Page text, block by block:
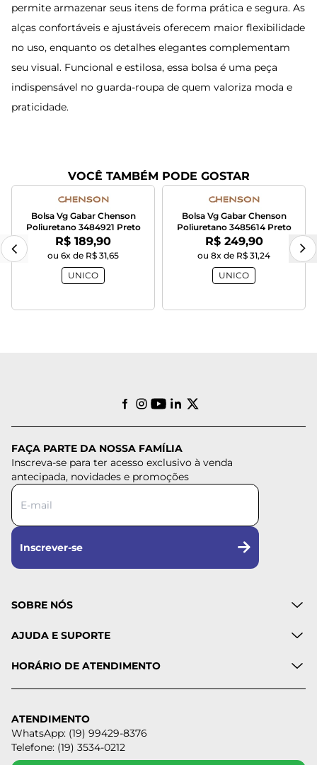
permite armazenar seus itens de forma prática e segura. As
alças confortáveis e ajustáveis oferecem maior flexibilidade
no uso, enquanto os detalhes elegantes complementam
seu visual. Funcional e estilosa, essa bolsa é uma peça
indispensável no guarda-roupa de quem valoriza moda e
praticidade.
VOCÊ TAMBÉM PODE GOSTAR
Bolsa Vg Gabar Chenson
Poliuretano 3484921 Preto
Por:
R$ 189,90
ou 6x de R$ 31,65
UNICO
Bolsa Vg Gabar Chenson
Poliuretano 3485614 Preto
Por:
R$ 249,90
ou 8x de R$ 31,24
UNICO
FAÇA PARTE DA NOSSA FAMÍLIA
Inscreva-se para ter acesso exclusivo à venda
antecipada, novidades e promoções
Inscrever-se
SOBRE NÓS
AJUDA E SUPORTE
HORÁRIO DE ATENDIMENTO
ATENDIMENTO
WhatsApp: (19) 99429-8376
Telefone: (19) 3534-0212